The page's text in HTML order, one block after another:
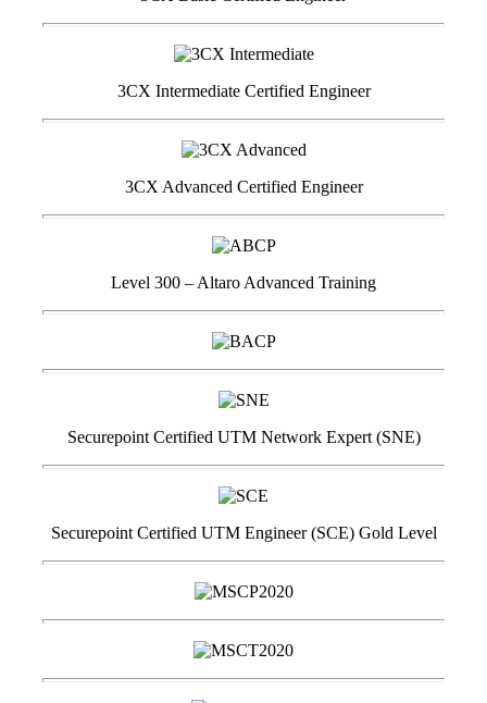
3CX Intermediate Certified Engineer
3CX Advanced Certified Engineer
Level 300 – Altaro Advanced Training
Securepoint Certified UTM Network Expert (SNE)
Securepoint Certified UTM Engineer (SCE) Gold Level